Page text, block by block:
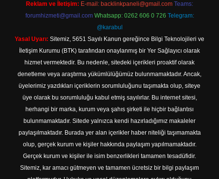
Reklam ve İletişim: E-mail: backlinkpaneli@gmail.com Teams:
forumhizmeti@gmail.com Whatsapp: 0262 606 0 726 Telegram:
@karabul
Yasal Uyarı: Sitemiz, 5651 Sayılı Kanun gereğince Bilgi Teknolojileri ve
İletişim Kurumu (BTK) tarafından onaylanmış bir Yer Sağlayıcı olarak
hizmet vermektedir. Bu nedenle, sitedeki içerikleri proaktif olarak
denetleme veya araştırma yükümlülüğümüz bulunmamaktadır. Ancak,
üyelerimiz yazdıkları içeriklerin sorumluluğunu taşımakta olup, siteye
üye olarak bu sorumluluğu kabul etmiş sayılırlar. Bu internet sitesi,
herhangi bir marka, kurum veya şahıs şirketi ile hiçbir bağlantısı
bulunmamaktadır. Sitede yalnızca kendi hazırladığımız makaleler
paylaşılmaktadır. Burada yer alan içerikler haber niteliği taşımamakta
olup, gerçek kurum ve kişiler hakkında paylaşım yapılmamaktadır.
Gerçek kurum ve kişiler ile isim benzerlikleri tamamen tesadüfidir.
Sitemiz, kar amacı gütmeyen ve tamamen ücretsiz bir bilgi paylaşım